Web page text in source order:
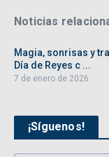
Noticias
Magia, sonrisas y
Día de Reyes c ...
7 de enero de 2026
¡Síguenos!